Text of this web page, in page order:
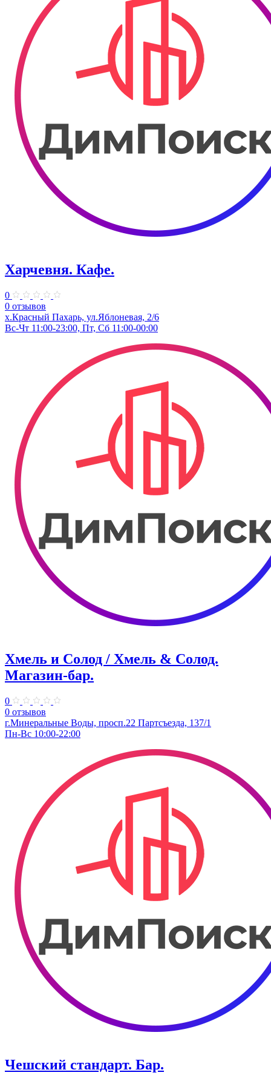
Харчевня. Кафе.
0
0 отзывов
х.Красный Пахарь, ул.Яблоневая, 2/6
Вс-Чт 11:00-23:00, Пт, Сб 11:00-00:00
Хмель и Солод / Хмель & Солод.
Магазин-бар.
0
0 отзывов
г.Минеральные Воды, просп.22 Партсъезда, 137/1
Пн-Вс 10:00-22:00
Чешский стандарт. Бар.